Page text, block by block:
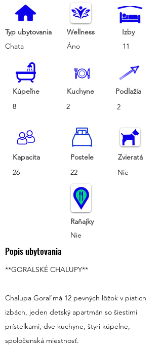
Typ ubytovania
Chata
Kúpeľne
8
Kapacita
26
Wellness
Áno
Kuchyne
2
Postele
22
Izby
11
Podlažia
2
Zvieratá
Nie
Raňajky
Nie
Popis ubytovania
**GORALSKÉ CHALUPY**
Chalupa Goraľ má 12 pevných lôžok v piatich
izbách, jeden detský apartmán so šiestimi
prístelkami, dve kuchyne, štyri kúpelne,
spoločenská miestnosť.